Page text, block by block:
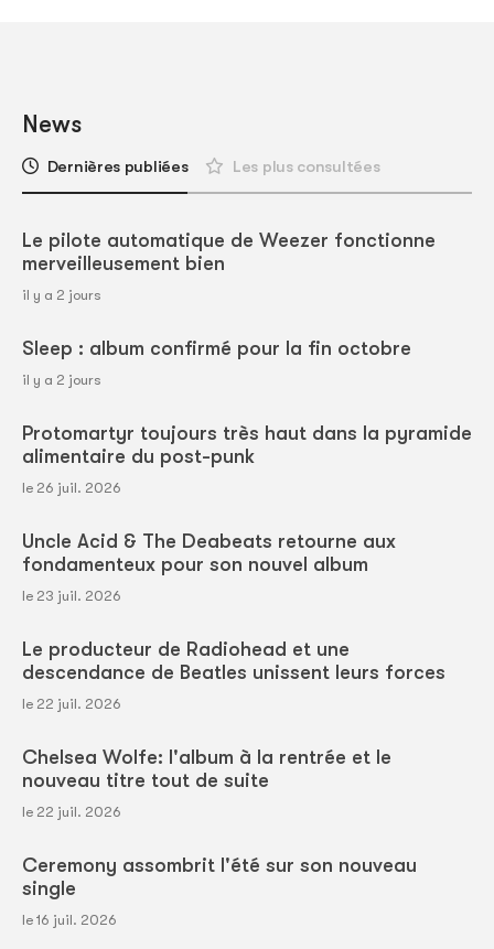
News
Dernières publiées Les plus consultées
Le pilote automatique de Weezer fonctionne
merveilleusement bien
il y a 2 jours
Sleep : album confirmé pour la fin octobre
il y a 2 jours
Protomartyr toujours très haut dans la pyramide
alimentaire du post-punk
le 26 juil. 2026
Uncle Acid & The Deabeats retourne aux
fondamenteux pour son nouvel album
le 23 juil. 2026
Le producteur de Radiohead et une
descendance de Beatles unissent leurs forces
le 22 juil. 2026
Chelsea Wolfe: l'album à la rentrée et le
nouveau titre tout de suite
le 22 juil. 2026
Ceremony assombrit l'été sur son nouveau
single
le 16 juil. 2026